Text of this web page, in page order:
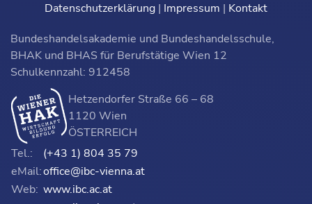
Datenschutzerklärung | Impressum | Kontakt
Bundeshandelsakademie und Bundeshandelsschule,
BHAK und BHAS für Berufstätige Wien 12
Schulkennzahl: 912458
Hetzendorfer Straße 66 – 68
1120 Wien
ÖSTERREICH
Tel.:
(+43 1) 804 35 79
eMail:office@ibc-vienna.at
Web: www.ibc.ac.at